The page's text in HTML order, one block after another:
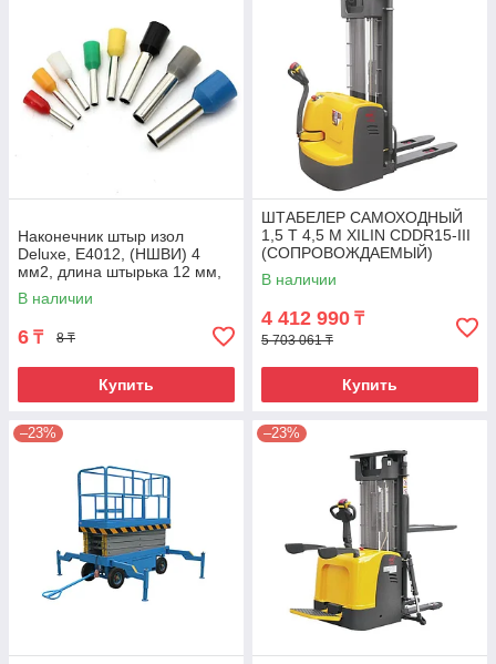
Наконечник штыр изол
Deluxe, Е4012, (НШВИ) 4
мм2, длина штырька 12 мм,
(1000 шт/упак)
В наличии
6 ₸ 8 ₸
Купить
ШТАБЕЛЕР САМОХОДНЫЙ
1,5 Т 4,5 М XILIN CDDR15-III
(СОПРОВОЖДАЕМЫЙ)
В наличии
4 412 990 ₸
5 703 061 ₸
Купить
–23% –23%